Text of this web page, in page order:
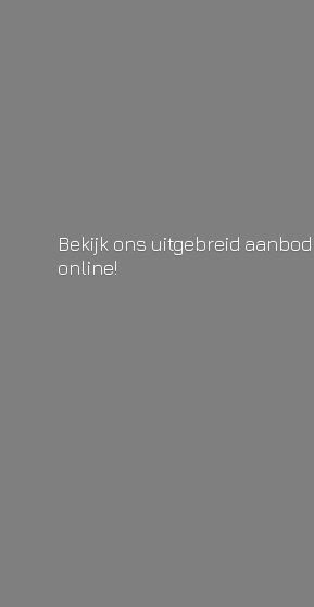
Bekijk ons uitgebreid
online!